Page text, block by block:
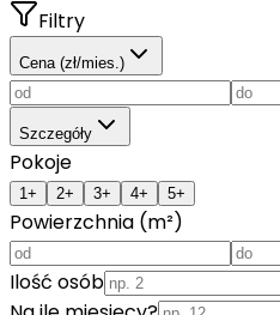
Filtry
Cena (zł/mies.)
Szczegóły
Pokoje
1+ 2+ 3+ 4+ 5+
Powierzchnia (m²)
Ilość osób